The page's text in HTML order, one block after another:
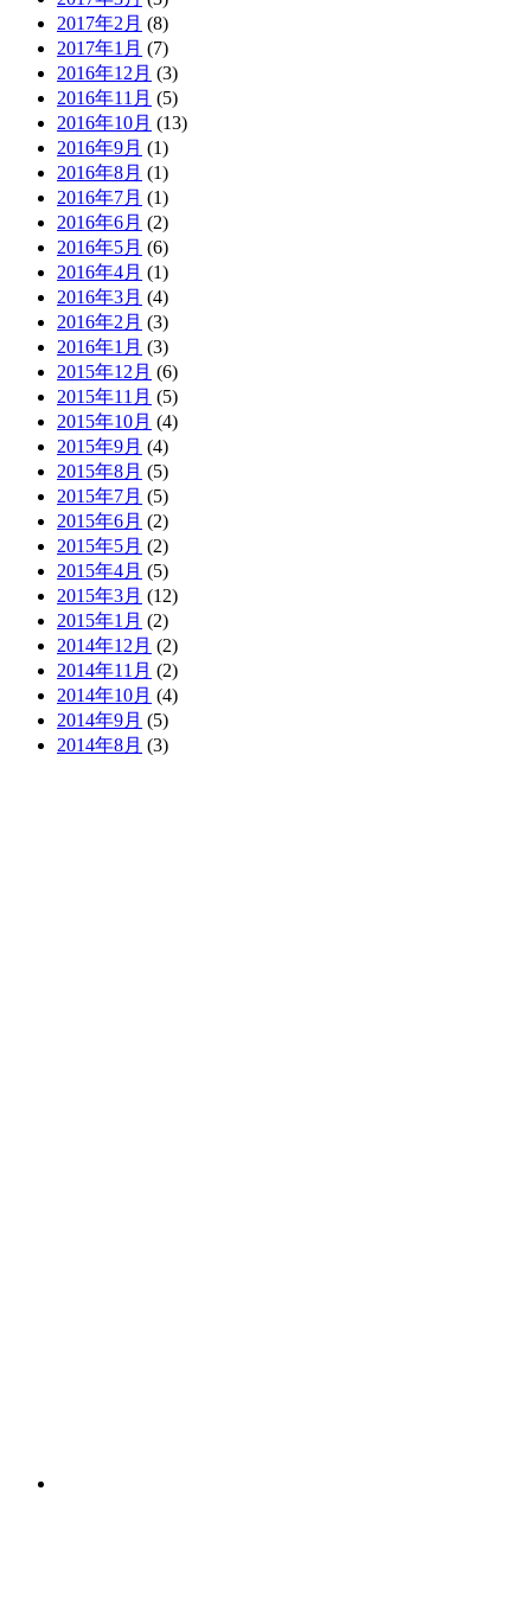
2017年2月 (8)
2017年1月 (7)
2016年12月 (3)
2016年11月 (5)
2016年10月 (13)
2016年9月 (1)
2016年8月 (1)
2016年7月 (1)
2016年6月 (2)
2016年5月 (6)
2016年4月 (1)
2016年3月 (4)
2016年2月 (3)
2016年1月 (3)
2015年12月 (6)
2015年11月 (5)
2015年10月 (4)
2015年9月 (4)
2015年8月 (5)
2015年7月 (5)
2015年6月 (2)
2015年5月 (2)
2015年4月 (5)
2015年3月 (12)
2015年1月 (2)
2014年12月 (2)
2014年11月 (2)
2014年10月 (4)
2014年9月 (5)
2014年8月 (3)